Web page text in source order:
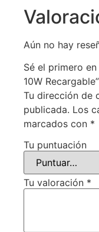
Aún no hay
Sé el primero
10W Recargable”
Tu dirección de
publicada. Los
marcados con *
Tu puntuación
Tu valoración *